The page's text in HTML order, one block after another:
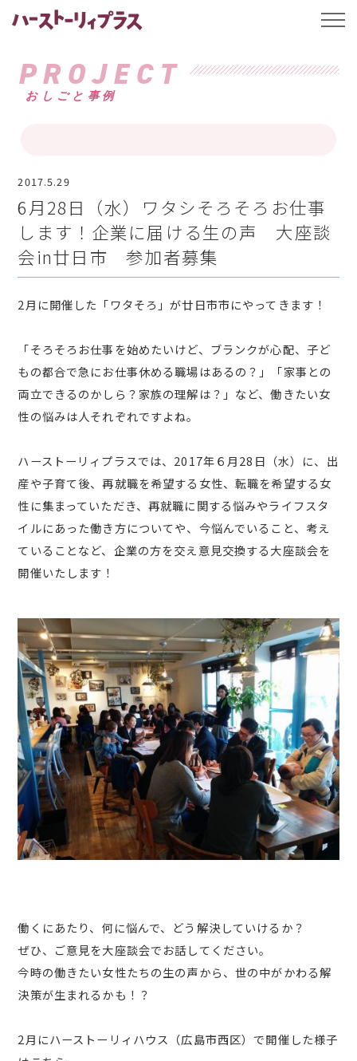
ハーストーリィプ
PROJECT
おしごと事例
2017.5.29
6月28日（水）ワタシそろそろお仕事
します！企業に届ける生の声 大座談
会in廿日市 参加者募集
2月に開催した「ワタそろ」が廿日市市にやってきます！
「そろそろお仕事を始めたいけど、ブランクが心配、子ど
もの都合で急にお仕事休める職場はあるの？」「家事との
両立できるのかしら？家族の理解は？」など、働きたい女
性の悩みは人それぞれですよね。
ハーストーリィプラスでは、2017年６月28日（水）に、出
産や子育て後、再就職を希望する女性、転職を希望する女
性に集まっていただき、再就職に関する悩みやライフスタ
イルにあった働き方についてや、今悩んでいること、考え
ていることなど、企業の方を交え意見交換する大座談会を
開催いたします！
働くにあたり、何に悩んで、どう解決していけるか？
ぜひ、ご意見を大座談会でお話してください。
今時の働きたい女性たちの生の声から、世の中がかわる解
決策が生まれるかも！？
2月にハーストーリィハウス（広島市西区）で開催した様子
t
l